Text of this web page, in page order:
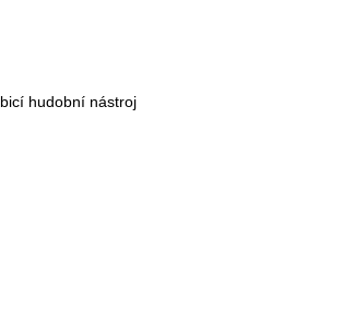
bicí hudobní nástroj